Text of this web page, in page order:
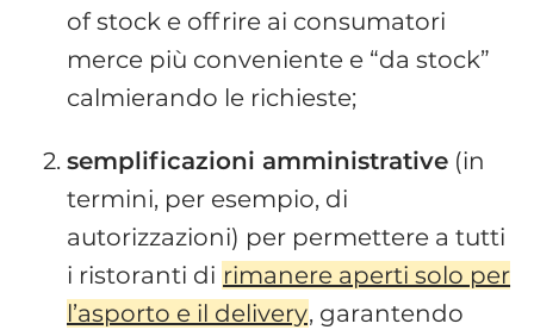
of stock e offrire ai consumatori
merce più conveniente e “da stock”
calmierando le richieste;
semplificazioni amministrative (in
termini, per esempio, di
autorizzazioni) per permettere a tutti
i ristoranti di rimanere aperti solo per
l’asporto e il delivery, garantendo